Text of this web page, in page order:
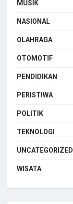
MUSIK
NASIONAL
OLAHRAGA
OTOMOTIF
PENDIDIKAN
PERISTIWA
POLITIK
TEKNOLOGI
UNCATEGORIZED
WISATA